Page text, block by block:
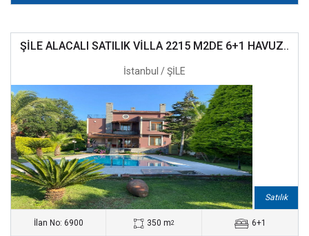
ŞİLE ALACALI SATILIK VİLLA 2215 M2DE 6+1 HAVUZ..
İstanbul / ŞİLE
Satılık
İlan No: 6900 350 m2 6+1